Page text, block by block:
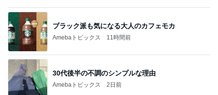
ブラック派も気になる大人のカフェモカ
Amebaトピックス 11時間前
30代後半の不調のシンプルな理由
Amebaトピックス 2日前